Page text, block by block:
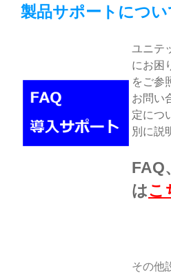
製品サポートについ
ユニテ
にお困
をご参
お問い
定につ
別に説
FAQ
はこ
その他